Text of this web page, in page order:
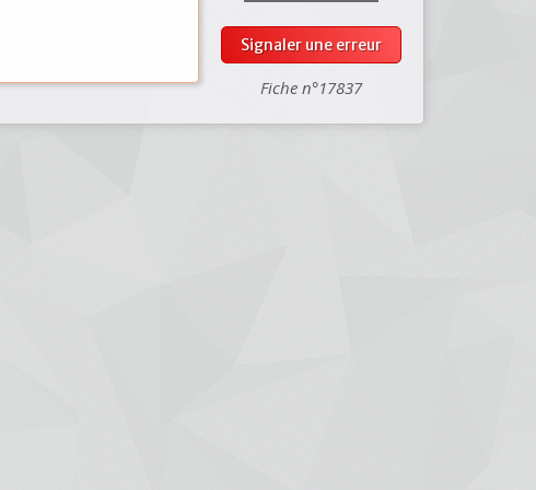
Signaler une erreur
Fiche n°17837